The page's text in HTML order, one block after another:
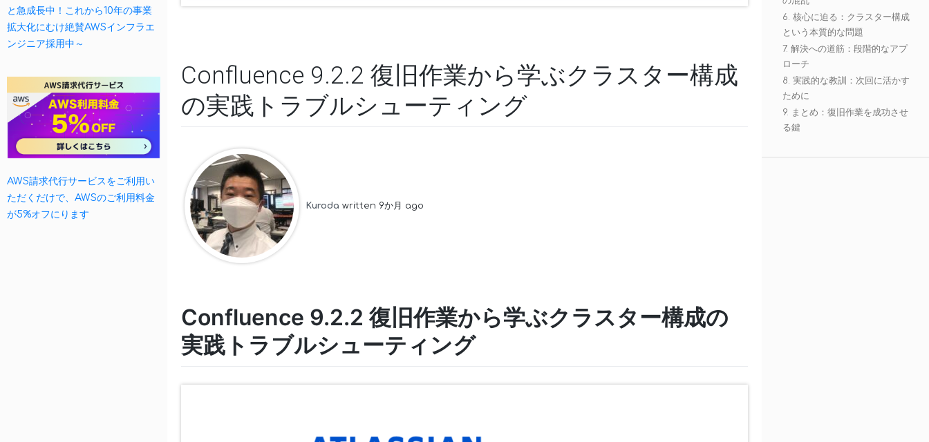
と急成長中！これから10年の事業
拡大化にむけ絶賛AWSインフラエ
ンジニア採用中～
AWS請求代行サービスをご利用い
ただくだけで、AWSのご利用料金
が5%オフにります
Confluence 9.2.2 復旧作業から学ぶクラスター構成
の実践トラブルシューティング
Kuroda written 9か月 ago
Confluence 9.2.2 復旧作業から学ぶクラスター構成の
実践トラブルシューティング
6. 核心に迫る：クラスター構成
という本質的な問題
7. 解決への道筋：段階的なアプ
ローチ
8. 実践的な教訓：次回に活かす
ために
9. まとめ：復旧作業を成功させ
る鍵